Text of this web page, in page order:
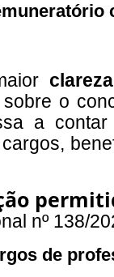
o
a
nº 138/
de